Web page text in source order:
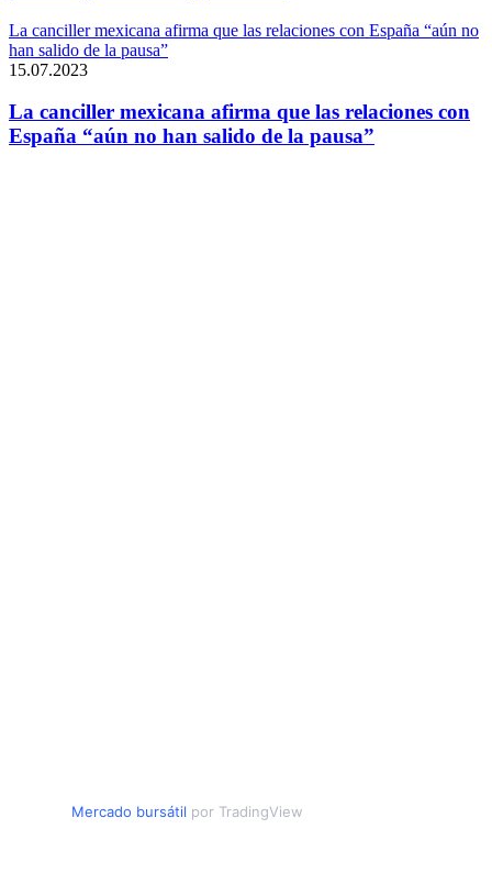
La canciller mexicana afirma que las relaciones con España “aún no
han salido de la pausa”
15.07.2023
La canciller mexicana afirma que las relaciones con
España “aún no han salido de la pausa”
Mercado bursátil por TradingView